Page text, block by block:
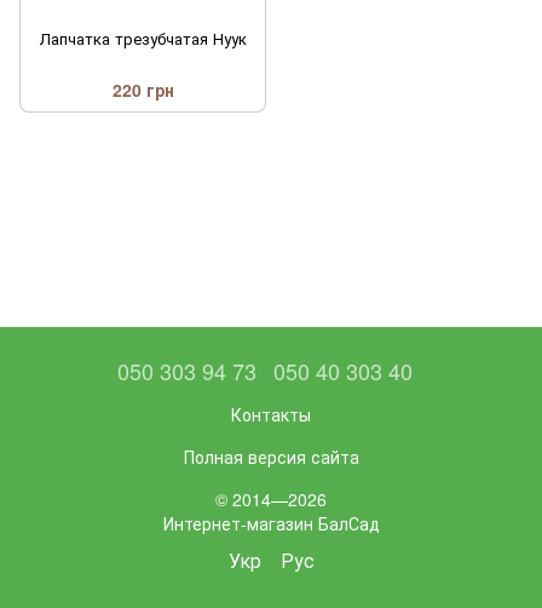
Лапчатка трезубчатая Нуук
220 грн
050 303 94 73 050 40 303 40
Контакты
Полная версия сайта
© 2014—2026
Интернет-магазин БалСад
Укр Рус